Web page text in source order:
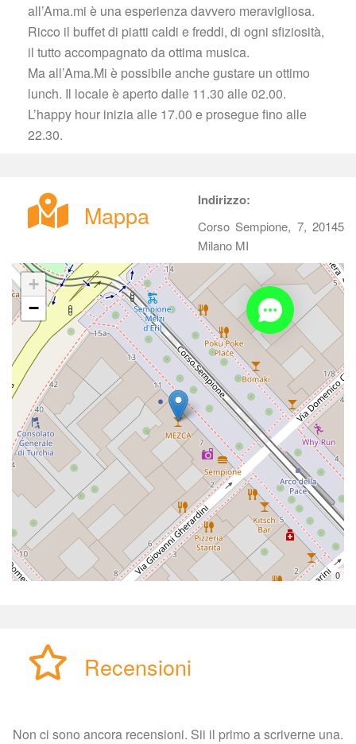
all’Ama.mi è una esperienza davvero meravigliosa.
Ricco il buffet di piatti caldi e freddi, di ogni sfiziosità,
il tutto accompagnato da ottima musica.
Ma all’Ama.Mi è possibile anche gustare un ottimo
lunch. Il locale è aperto dalle 11.30 alle 02.00.
L’happy hour inizia alle 17.00 e prosegue fino alle
22.30.
Mappa Indirizzo:
Corso Sempione, 7, 20145
Milano MI
+
−
0
Recensioni
Non ci sono ancora recensioni. Sii il primo a scriverne una.